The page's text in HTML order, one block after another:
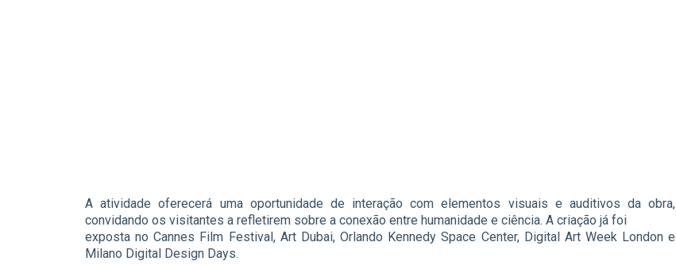
A atividade oferecerá uma oportunidade de interação com elementos visuais e auditivos da obra,
convidando os visitantes a refletirem sobre a conexão entre humanidade e ciência. A criação já foi
exposta no Cannes Film Festival, Art Dubai, Orlando Kennedy Space Center, Digital Art Week London e
Milano Digital Design Days.